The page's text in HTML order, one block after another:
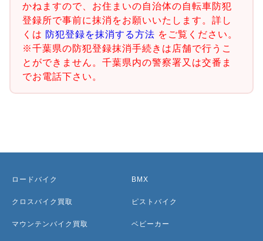
かねますので、お住まいの自治体の自転車防犯
登録所で事前に抹消をお願いいたします。詳し
くは 防犯登録を抹消する方法 をご覧ください。
※千葉県の防犯登録抹消手続きは店舗で行うこ
とができません。千葉県内の警察署又は交番ま
でお電話下さい。
ロードバイク
クロスバイク買取
マウンテンバイク買取
BMX
ピストバイク
ベビーカー